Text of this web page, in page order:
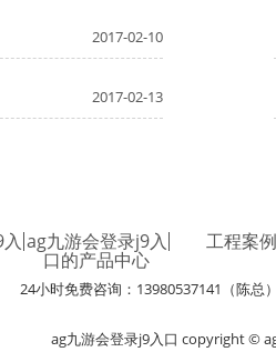
2017-02-10
2017-02-13
ag九游会登录j9入
口的产品中心
工程案例
24小时免费咨询：13980537141（陈总
ag九游会登录j9入口 copyright ©